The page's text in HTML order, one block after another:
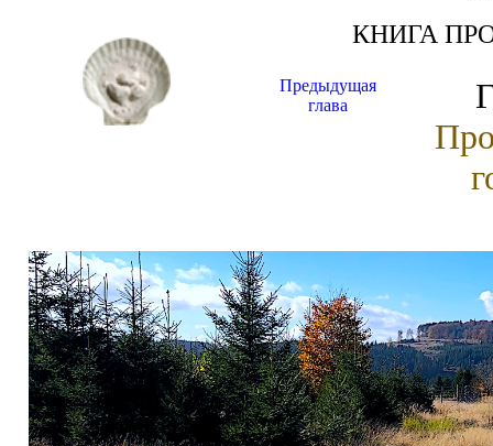
КНИГА
Предыдущая
глава